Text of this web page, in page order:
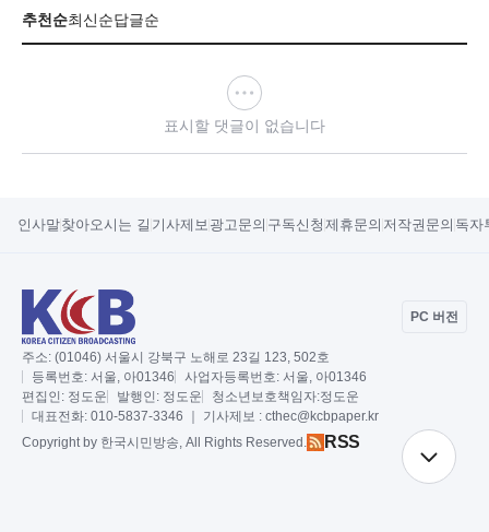
추천순최신순답글순
표시할 댓글이 없습니다
인사말찾아오시는 길 기사제보 광고문의 구독신청 제휴문의 저작권문의 독자
PC 버전
주소: (01046) 서울시 강북구 노해로 23길 123, 502호
등록번호: 서울, 아01346 사업자등록번호: 서울, 아01346
편집인: 정도운 발행인: 정도운 청소년보호책임자:정도운
대표전화: 010-5837-3346 ｜ 기사제보 : cthec@kcbpaper.kr
Copyright by 한국시민방송, All Rights Reserved. RSS